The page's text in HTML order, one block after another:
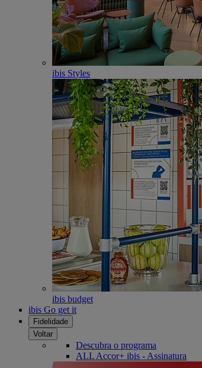
ibis Styles
ibis budget
ibis Go get it
Fidelidade
Voltar
Descubra o programa
ALL Accor+ ibis - Assinatura